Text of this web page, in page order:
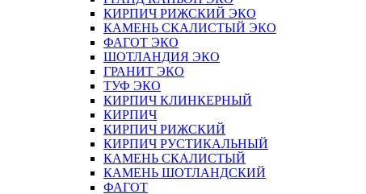
КИРПИЧ РИЖСКИЙ ЭКО
КАМЕНЬ СКАЛИСТЫЙ ЭКО
ФАГОТ ЭКО
ШОТЛАНДИЯ ЭКО
ГРАНИТ ЭКО
ТУФ ЭКО
КИРПИЧ КЛИНКЕРНЫЙ
КИРПИЧ
КИРПИЧ РИЖСКИЙ
КИРПИЧ РУСТИКАЛЬНЫЙ
КАМЕНЬ СКАЛИСТЫЙ
КАМЕНЬ ШОТЛАНДСКИЙ
ФАГОТ